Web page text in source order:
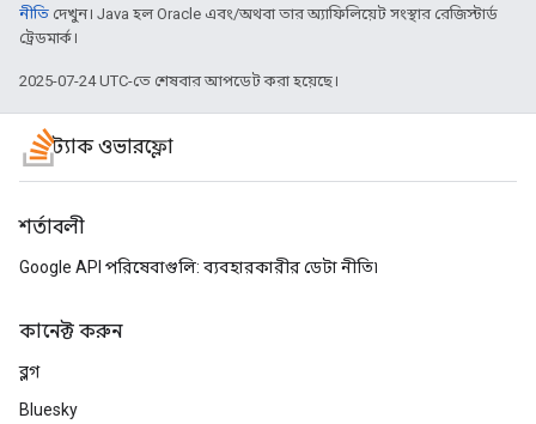
নীতি দেখুন। Java হল Oracle এবং/অথবা তার অ্যাফিলিয়েট সংস্থার রেজিস্টার্ড
ট্রেডমার্ক।
2025-07-24 UTC-তে শেষবার আপডেট করা হয়েছে।
স্ট্যাক ওভারফ্লো
শর্তাবলী
Google API পরিষেবাগুলি: ব্যবহারকারীর ডেটা নীতি৷
কানেক্ট করুন
ব্লগ
Bluesky